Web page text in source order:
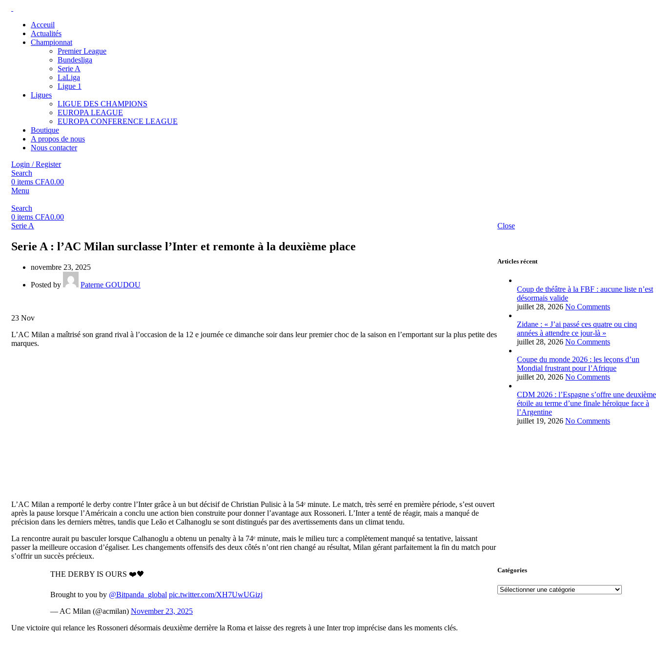
Acceuil
Actualités
Championnat
Premier League
Bundesliga
Serie A
LaLiga
Ligue 1
Ligues
LIGUE DES CHAMPIONS
EUROPA LEAGUE
EUROPA CONFERENCE LEAGUE
Boutique
A propos de nous
Nous contacter
Login / Register
Search
0 items CFA0.00
Menu
Search
0 items CFA0.00
Serie A
Serie A : l’AC Milan surclasse l’Inter et remonte à la deuxième place
novembre 23, 2025
Posted by Paterne GOUDOU
23 Nov
L’AC Milan a maîtrisé son grand rival à l’occasion de la 12 e journée ce dimanche soir dans leur premier choc de la saison en l’emportant sur la plus petite des
marques.
L’AC Milan a remporté le derby contre l’Inter grâce à un but décisif de Christian Pulisic à la 54ᵉ minute. Le match, très serré en première période, s’est ouvert
après la pause lorsque l’Américain a conclu une action bien construite pour donner l’avantage aux Rossoneri. L’Inter a tenté de réagir, mais a manqué de
précision dans les derniers mètres, tandis que Leão et Calhanoglu se sont distingués par des avertissements dans un climat tendu.
La rencontre aurait pu basculer lorsque Calhanoglu a obtenu un penalty à la 74ᵉ minute, mais le milieu turc a complètement manqué sa tentative, laissant
passer la meilleure occasion d’égaliser. Les changements offensifs des deux côtés n’ont rien changé au résultat, Milan gérant parfaitement la fin du match pour
s’offrir un succès précieux.
THE DERBY IS OURS ❤️🖤
Brought to you by @Bitpanda_global pic.twitter.com/XH7UwUGizj
— AC Milan (@acmilan) November 23, 2025
Une victoire qui relance les Rossoneri désormais deuxième derrière la Roma et laisse des regrets à une Inter trop imprécise dans les moments clés.
Close
Articles récent
Coup de théâtre à la FBF : aucune liste n’est
désormais valide
juillet 28, 2026 No Comments
Zidane : « J’ai passé ces quatre ou cinq
années à attendre ce jour-là »
juillet 28, 2026 No Comments
Coupe du monde 2026 : les leçons d’un
Mondial frustrant pour l’Afrique
juillet 20, 2026 No Comments
CDM 2026 : l’Espagne s’offre une deuxième
étoile au terme d’une finale héroïque face à
l’Argentine
juillet 19, 2026 No Comments
Catégories